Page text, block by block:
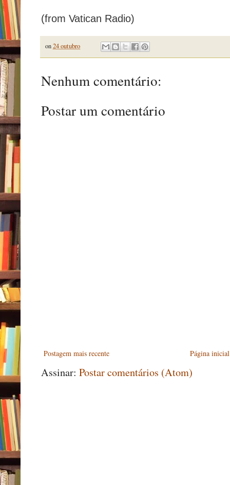
(from Vatican Radio)
on24 outubro
Nenhum comentário:
Postar um comentário
Postagem mais recente Página inicial
Assinar: Postar comentários (Atom)